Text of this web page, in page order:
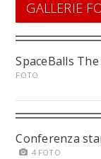
GALLERIE
SpaceBalls
FOTO
Conferenza
4 FOTO